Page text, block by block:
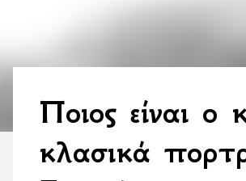
Ποιος είναι
κλασικά